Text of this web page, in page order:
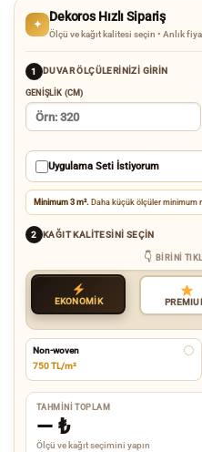
✦
Dekoros Hızlı Sipariş
Ölçü ve kağıt kalitesi seçin • Anlık
1 DUVAR ÖLÇÜLERINIZI GIRIN
GENIŞLIK (CM)
Uygulama Seti İstiyorum
Minimum 3 m². Daha küçük ölçüler minimum
2 KAĞIT KALITESINI SEÇIN
BIRINI
EKONOMİK
Non-woven
750 TL/m²
TAHMINI TOPLAM
— ₺
Ölçü ve kağıt seçimini yapın